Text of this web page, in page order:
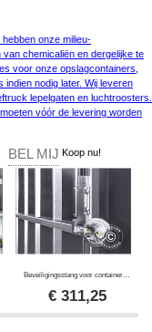
onze milieu-
chemicaliën en dergelijke te
voor onze opslagcontainers,
indien nodig later. Wij leveren
lepelgaten en luchtroosters.
vóór de levering worden
BEL MIJ Koop nu!
Beveiligingsstang voor container met hangslot, Rigel, 1 st.
€ 311,25